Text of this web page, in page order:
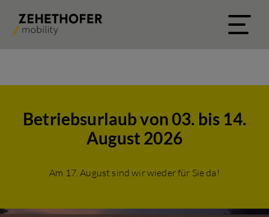
Betriebsurlaub von 03. bis 14.
August 2026
Am 17. August sind wir wieder für Sie da!